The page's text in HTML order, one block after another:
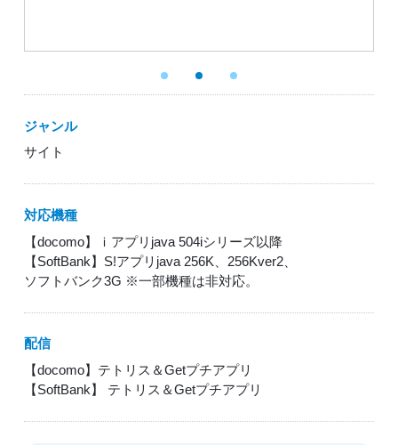
ジャンル
サイト
対応機種
【docomo】ｉアプリjava 504iシリーズ以降
【SoftBank】S!アプリjava 256K、256Kver2、
ソフトバンク3G ※一部機種は非対応。
配信
【docomo】テトリス＆Getプチアプリ
【SoftBank】 テトリス＆Getプチアプリ